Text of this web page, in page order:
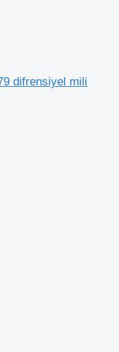
difrensiyel mili